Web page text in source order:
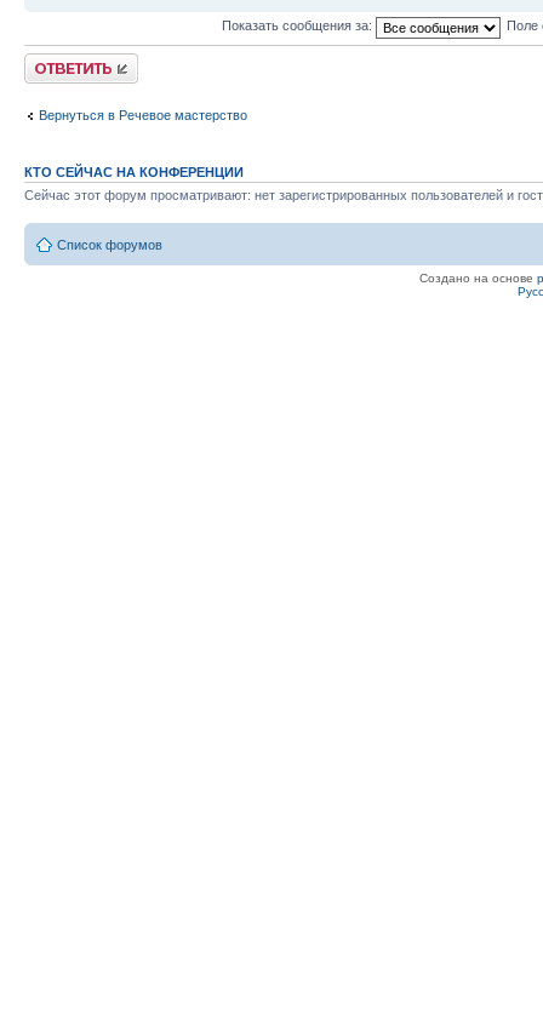
Показать сообщения за: Поле
Ответить
Вернуться в Речевое мастерство
КТО СЕЙЧАС НА КОНФЕРЕНЦИИ
Сейчас этот форум просматривают: нет зарегистрированных пользователей и
Список форумов
Создано на основе